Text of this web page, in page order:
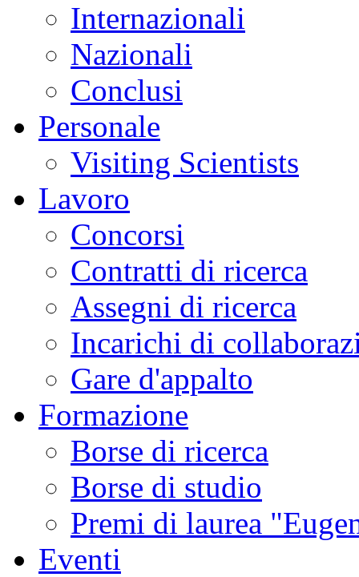
Internazionali
Nazionali
Conclusi
Personale
Visiting Scientists
Lavoro
Concorsi
Contratti di ricerca
Assegni di ricerca
Incarichi di
Gare d'appalto
Formazione
Borse di ricerca
Borse di studio
Premi di laurea
Eventi